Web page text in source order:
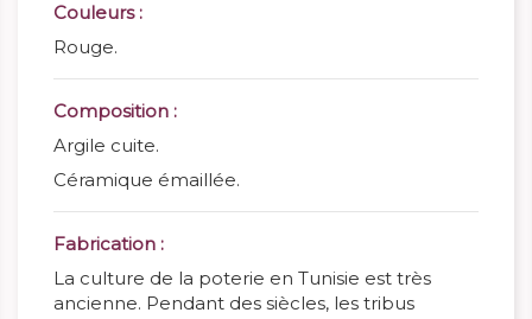
Couleurs :
Rouge.
Composition :
Argile cuite.
Céramique émaillée.
Fabrication :
La culture de la poterie en Tunisie est très
ancienne. Pendant des siècles, les tribus